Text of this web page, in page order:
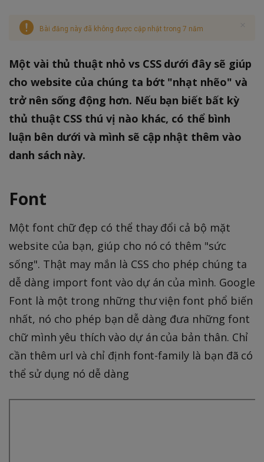
Bài đăng này đã không được cập nhật trong 7 năm
Một vài thủ thuật nhỏ vs CSS dưới đây sẽ giúp
cho website của chúng ta bớt "nhạt nhẽo" và
trở nên sống động hơn. Nếu bạn biết bất kỳ
thủ thuật CSS thú vị nào khác, có thể bình
luận bên dưới và mình sẽ cập nhật thêm vào
danh sách này.
Font
Một font chữ đẹp có thể thay đổi cả bộ mặt
website của bạn, giúp cho nó có thêm "sức
sống". Thật may mắn là CSS cho phép chúng ta
dễ dàng import font vào dự án của mình. Google
Font là một trong những thư viện font phổ biến
nhất, nó cho phép bạn dễ dàng đưa những font
chữ mình yêu thích vào dự án của bản thân. Chỉ
cần thêm url và chỉ định font-family là bạn đã có
thể sử dụng nó dễ dàng